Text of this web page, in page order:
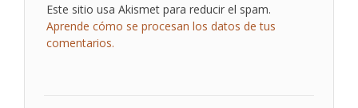
Este sitio usa Akismet para reducir el spam.
Aprende cómo se procesan los datos de tus
comentarios.